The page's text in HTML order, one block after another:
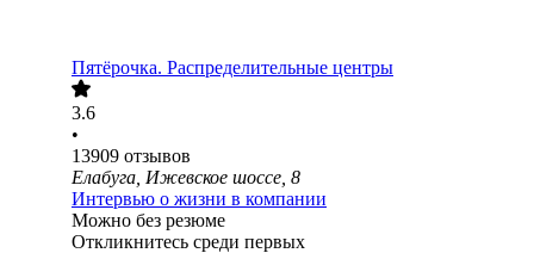
Пятёрочка. Распределительные центры
3.6
•
13909 отзывов
Елабуга, Ижевское шоссе, 8
Интервью о жизни в компании
Можно без резюме
Откликнитесь среди первых